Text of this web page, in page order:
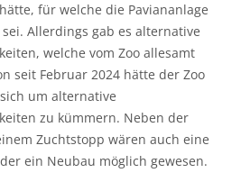
für welche die Paviananlage
Allerdings gab es alternative
welche vom Zoo allesamt
seit Februar 2024 hätte der Zoo
um alternative
zu kümmern. Neben der
Zuchtstopp wären auch eine
ein Neubau möglich gewesen.